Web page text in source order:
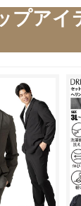
プアイ